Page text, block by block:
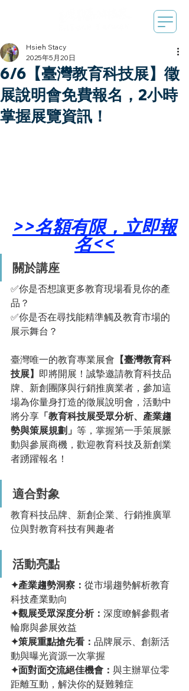
6/6【臺灣教育科技展】徵
展說明會免費報名，2小時
掌握展覽資訊！
Hsieh Stacy
2025年5月20日
>>名額有限，立即報
名<<
關於講座
✅你是否想讓更多教育現場看見你的產
品？
✅你是否在尋找能精準觸及教育市場的
展示舞台？
臺灣唯一的教育專業展會 【臺灣教育科
技展】 即將開展！誠摯邀請教育科技品
牌、新創團隊與行銷推廣業者，參加這
場為你量身打造的徵展說明會，活動中
將分享 「教育科技展受眾分析、產業趨
勢與策展規劃」 等，掌握第一手策展脈
動與參展商機，歡迎教育科技及新創業
者踴躍報名！
適合對象
教育科技品牌、新創企業、行銷推廣單
位與對教育科技有興趣者
活動亮點
✦產業趨勢洞察： 從市場趨勢解析教育
科技產業動向
✦觀展受眾深度分析： 深度瞭解參觀者
輪廓與參展效益
✦策展重點搶先看： 品牌展示、創新活
動與曝光資源一次掌握
✦面對面交流絕佳機會： 與主辦單位零
距離互動，解決你的疑難雜症